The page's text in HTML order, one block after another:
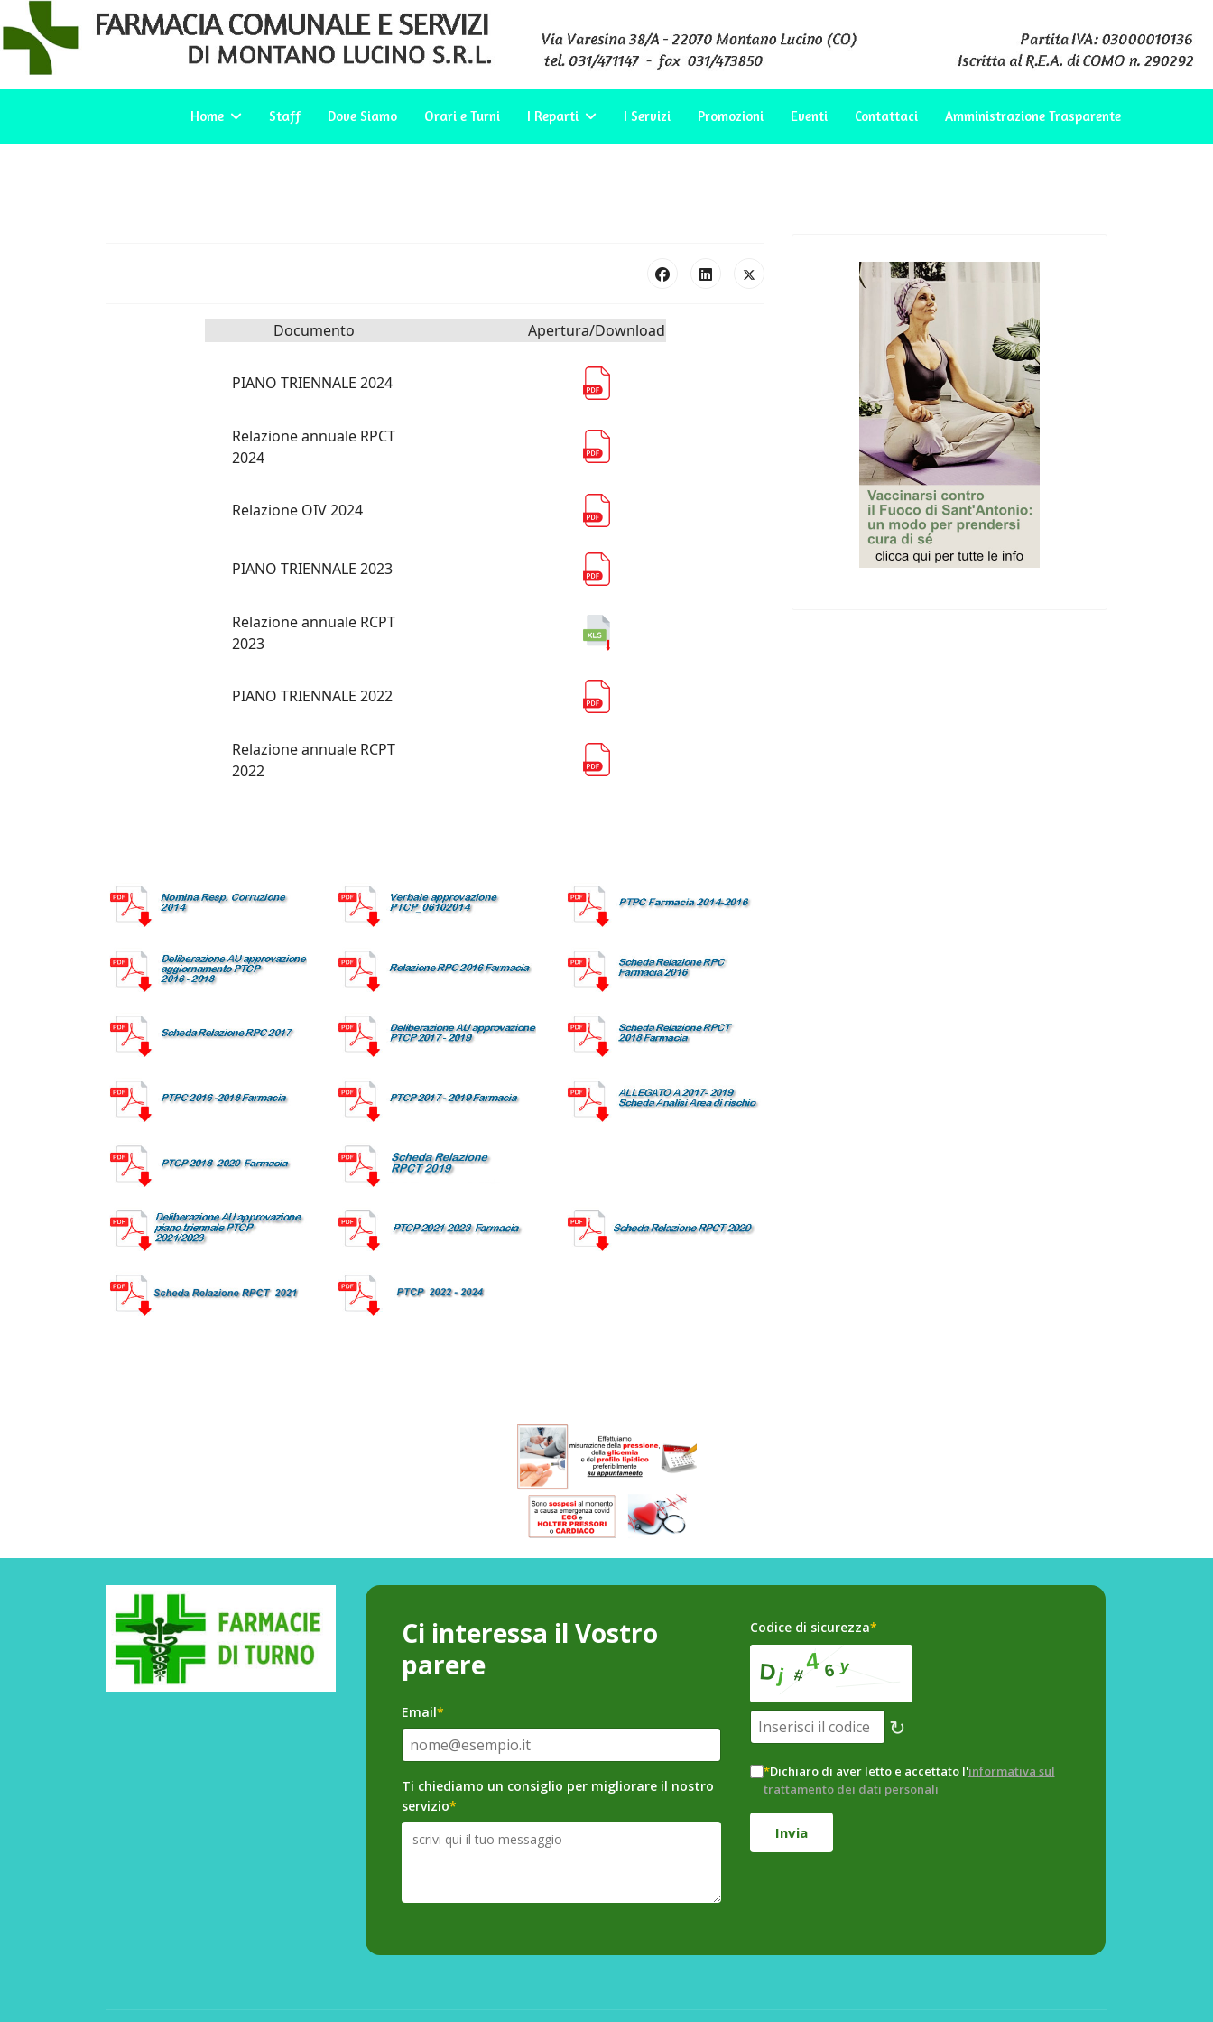
Home Staff Dove Siamo Orari e Turni I Reparti I Servizi Promozioni Eventi Contattaci Amministrazione Trasparente
Documento Apertura/Download
PIANO TRIENNALE 2024
Relazione annuale RPCT
2024
Relazione OIV 2024
PIANO TRIENNALE 2023
Relazione annuale RCPT
2023
PIANO TRIENNALE 2022
Relazione annuale RCPT
2022
Ci interessa il Vostro
parere
Email*
Ti chiediamo un consiglio per migliorare il nostro
servizio*
Codice di sicurezza*
↻
*Dichiaro di aver letto e accettato l'informativa sul
trattamento dei dati personali
Invia